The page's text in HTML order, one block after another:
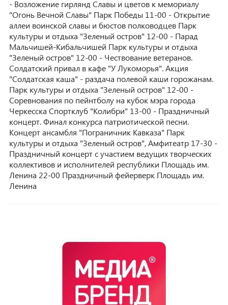
- Возложение гирлянд Славы и цветов к мемориалу
"Огонь Вечной Славы" Парк Победы 11-00 - Открытие
аллеи воинской славы и бюстов полководцев Парк
культуры и отдыха "Зеленый остров" 12-00 - Парад
Мальчишей-Кибальчишей Парк культуры и отдыха
"Зеленый остров" 12-00 - Чествование ветеранов.
Солдатский привал в кафе "У Лукоморья". Акция
"Солдатская каша" - раздача полевой каши горожанам.
Парк культуры и отдыха "Зеленый остров" 12-00 -
Соревнования по пейнтболу на кубок мэра города
Черкесска Спортклуб "Колибри" 13-00 - Праздничный
концерт. Финал конкурса патриотической песни.
Концерт ансамбля "Пограничник Кавказа" Парк
культуры и отдыха "Зеленый остров", Амфитеатр 17-30 -
Праздничный концерт с участием ведущих творческих
коллективов и исполнителей республики Площадь им.
Ленина 22-00 Праздничный фейерверк Площадь им.
Ленина